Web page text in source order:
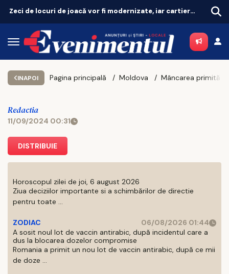
Zeci de locuri de joacă vor fi modernizate, iar cartierele vor avea zone de fitness
INAPOI Pagina principală Moldova
Redactia
11/09/2024 00:31
DISTRIBUIE
Horoscopul zilei de joi, 6 august 2026
Ziua deciziilor importante si a schimbărilor de directie
pentru toate ...
ZODIAC
06/08/2026 01:44
A sosit noul lot de vaccin antirabic, după incidentul care a
dus la blocarea dozelor compromise
Romania a primit un nou lot de vaccin antirabic, după ce mii
de doze ...